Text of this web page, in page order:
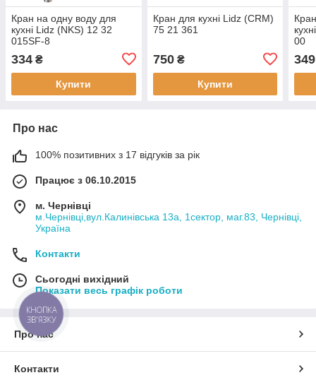
Кран на одну воду для
кухні Lidz (NKS) 12 32
015SF-8
334 ₴
Купити
Кран для кухні Lidz (CRM)
75 21 361
750₴
Купити
00
349
Про нас
100% позитивних з 17 відгуків за рік
Працює з 06.10.2015
м. Чернівці
м.Чернівці,вул.Калинівська 13а, 1сектор, маг.83, Чернівці,
Україна
Контакти
Сьогодні вихідний
Показати весь графік роботи
Про нас
Контакти
КНОПКА
ЗВ'ЯЗКУ